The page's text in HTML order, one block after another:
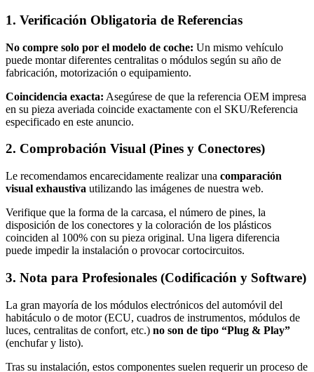
1. Verificación Obligatoria de Referencias
No compre solo por el modelo de coche: Un mismo vehículo
puede montar diferentes centralitas o módulos según su año de
fabricación, motorización o equipamiento.
Coincidencia exacta: Asegúrese de que la referencia OEM impresa
en su pieza averiada coincide exactamente con el SKU/Referencia
especificado en este anuncio.
2. Comprobación Visual (Pines y Conectores)
Le recomendamos encarecidamente realizar una comparación
visual exhaustiva utilizando las imágenes de nuestra web.
Verifique que la forma de la carcasa, el número de pines, la
disposición de los conectores y la coloración de los plásticos
coinciden al 100% con su pieza original. Una ligera diferencia
puede impedir la instalación o provocar cortocircuitos.
3. Nota para Profesionales (Codificación y Software)
La gran mayoría de los módulos electrónicos del automóvil del
habitáculo o de motor (ECU, cuadros de instrumentos, módulos de
luces, centralitas de confort, etc.) no son de tipo “Plug & Play”
(enchufar y listo).
Tras su instalación, estos componentes suelen requerir un proceso de